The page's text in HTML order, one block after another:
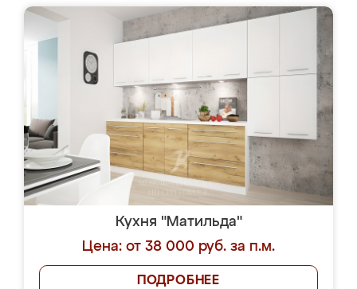
Кухня "Матильда"
Цена: от 38 000 руб. за п.м.
ПОДРОБНЕЕ